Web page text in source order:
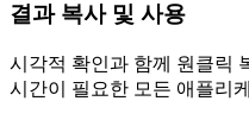
결과 복사 및 사용
시각적 확인과 함께 원클릭
시간이 필요한 모든 애플리